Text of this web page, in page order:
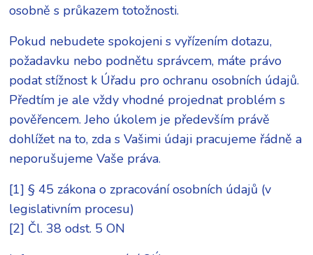
osobně s průkazem totožnosti.
Pokud nebudete spokojeni s vyřízením dotazu,
požadavku nebo podnětu správcem, máte právo
podat stížnost k Úřadu pro ochranu osobních údajů.
Předtím je ale vždy vhodné projednat problém s
pověřencem. Jeho úkolem je především právě
dohlížet na to, zda s Vašimi údaji pracujeme řádně a
neporušujeme Vaše práva.
[1] § 45 zákona o zpracování osobních údajů (v
legislativním procesu)
[2] Čl. 38 odst. 5 ON